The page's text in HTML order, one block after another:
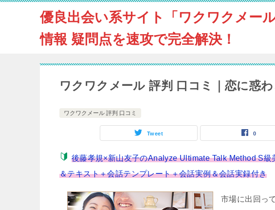
優良出会い系サイト「ワクワクメー
情報 疑問点を速攻で完全解決！
ワクワクメール 評判 口コミ｜恋に惑
ワクワクメール 評判 口コミ
Tweet 0
後藤孝規×新山友子のAnalyze Ultimate Talk Method S
＆テキスト＋会話テンプレート＋会話実例＆会話実録付き
市場に出回っ